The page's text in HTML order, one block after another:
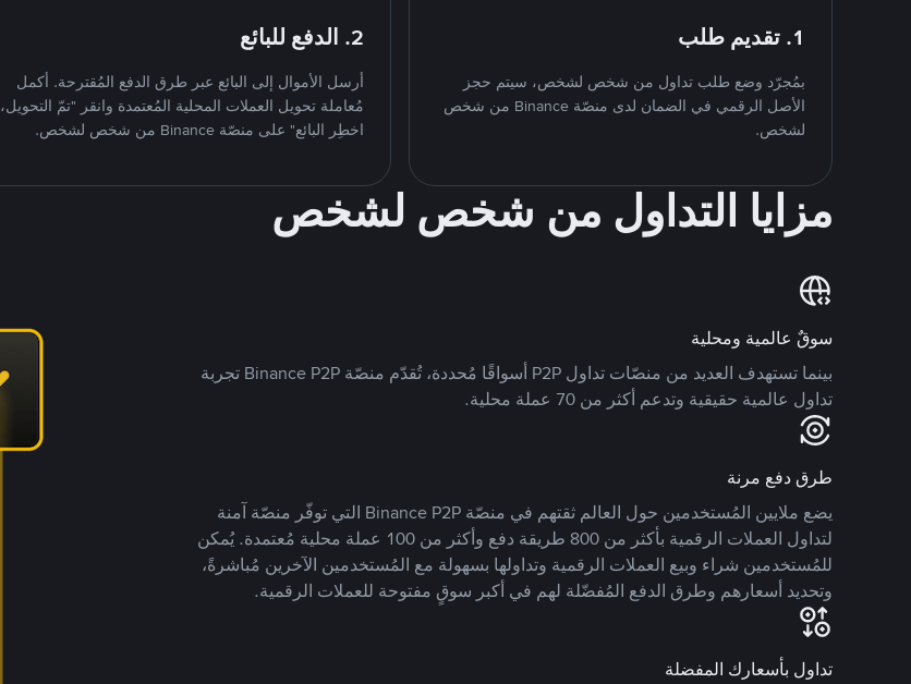
1. تقديم طلب
بمُجرّد وضع طلب تداول من شخص لشخص، سيتم حجز
الأصل الرقمي في الضمان لدى منصّة Binance من شخص
لشخص.
2. الدفع للبائع
أرسل الأموال إلى البائع عبر طرق الدفع المُقترحة. أكمل
مُعاملة تحويل العملات المحلية المُعتمدة وانقر "تمّ التحويل،
اخطِر البائع" على منصّة Binance من شخص لشخص.
مزايا التداول من شخص لشخص
سوقٌ عالمية ومحلية
بينما تستهدف العديد من منصّات تداول P2P أسواقًا مُحددة، تُقدّم منصّة Binance P2P تجربة
تداول عالمية حقيقية وتدعم أكثر من 70 عملة محلية.
طرق دفع مرنة
يضع ملايين المُستخدمين حول العالم ثقتهم في منصّة Binance P2P التي توفّر منصّة آمنة
لتداول العملات الرقمية بأكثر من 800 طريقة دفع وأكثر من 100 عملة محلية مُعتمدة. يُمكن
للمُستخدمين شراء وبيع العملات الرقمية وتداولها بسهولة مع المُستخدمين الآخرين مُباشرةً،
وتحديد أسعارهم وطرق الدفع المُفضّلة لهم في أكبر سوقٍ مفتوحة للعملات الرقمية.
تداول بأسعارك المفضلة